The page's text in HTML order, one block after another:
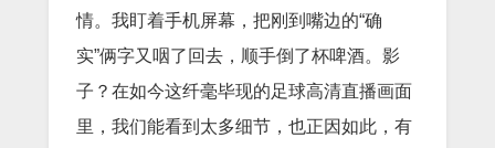
情。我盯着手机屏幕，把刚到嘴边的“确
实”俩字又咽了回去，顺手倒了杯啤酒。影
子？在如今这纤毫毕现的足球高清直播画面
里，我们能看到太多细节，也正因如此，有